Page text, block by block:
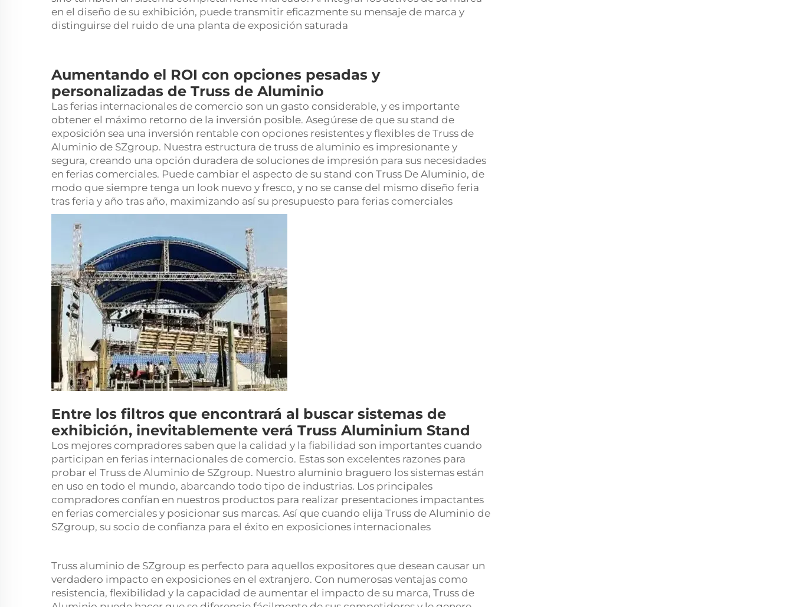
en el diseño de su exhibición, puede transmitir eficazmente su mensaje de marca y
distinguirse del ruido de una planta de exposición saturada
Aumentando el ROI con opciones pesadas y
personalizadas de Truss de Aluminio
Las ferias internacionales de comercio son un gasto considerable, y es importante
obtener el máximo retorno de la inversión posible. Asegúrese de que su stand de
exposición sea una inversión rentable con opciones resistentes y flexibles de Truss de
Aluminio de SZgroup. Nuestra estructura de truss de aluminio es impresionante y
segura, creando una opción duradera de soluciones de impresión para sus necesidades
en ferias comerciales. Puede cambiar el aspecto de su stand con Truss De Aluminio, de
modo que siempre tenga un look nuevo y fresco, y no se canse del mismo diseño feria
tras feria y año tras año, maximizando así su presupuesto para ferias comerciales
Entre los filtros que encontrará al buscar sistemas de
exhibición, inevitablemente verá Truss Aluminium Stand
Los mejores compradores saben que la calidad y la fiabilidad son importantes cuando
participan en ferias internacionales de comercio. Estas son excelentes razones para
probar el Truss de Aluminio de SZgroup. Nuestro aluminio braguero los sistemas están
en uso en todo el mundo, abarcando todo tipo de industrias. Los principales
compradores confían en nuestros productos para realizar presentaciones impactantes
en ferias comerciales y posicionar sus marcas. Así que cuando elija Truss de Aluminio de
SZgroup, su socio de confianza para el éxito en exposiciones internacionales
Truss aluminio de SZgroup es perfecto para aquellos expositores que desean causar un
verdadero impacto en exposiciones en el extranjero. Con numerosas ventajas como
resistencia, flexibilidad y la capacidad de aumentar el impacto de su marca, Truss de